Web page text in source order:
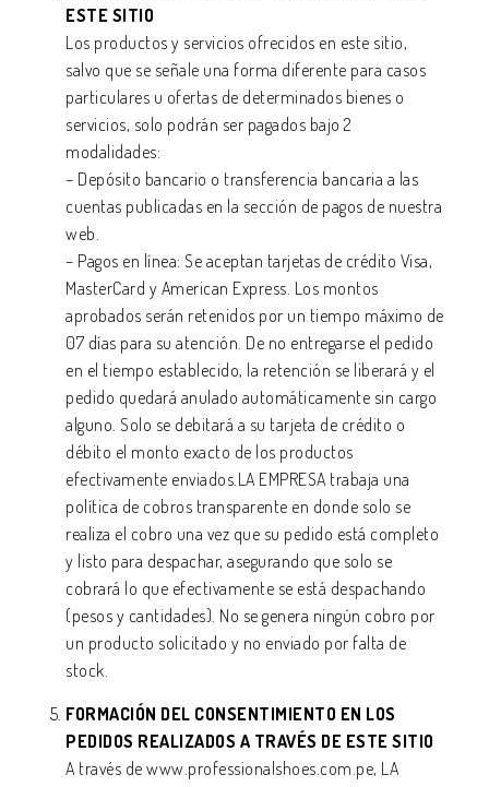
ESTE SITIO
Los productos y servicios ofrecidos en este sitio,
salvo que se señale una forma diferente para casos
particulares u ofertas de determinados bienes o
servicios, solo podrán ser pagados bajo 2
modalidades:
– Depósito bancario o transferencia bancaria a las
cuentas publicadas en la sección de pagos de nuestra
web.
– Pagos en línea: Se aceptan tarjetas de crédito Visa,
MasterCard y American Express. Los montos
aprobados serán retenidos por un tiempo máximo de
07 días para su atención. De no entregarse el pedido
en el tiempo establecido, la retención se liberará y el
pedido quedará anulado automáticamente sin cargo
alguno. Solo se debitará a su tarjeta de crédito o
débito el monto exacto de los productos
efectivamente enviados.LA EMPRESA trabaja una
política de cobros transparente en donde solo se
realiza el cobro una vez que su pedido está completo
y listo para despachar, asegurando que solo se
cobrará lo que efectivamente se está despachando
(pesos y cantidades). No se genera ningún cobro por
un producto solicitado y no enviado por falta de
stock.
FORMACIÓN DEL CONSENTIMIENTO EN LOS
PEDIDOS REALIZADOS A TRAVÉS DE ESTE SITIO
A través de www.professionalshoes.com.pe, LA